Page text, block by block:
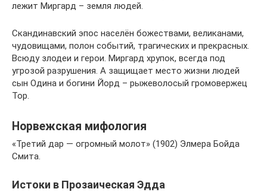
лежит Миргард – земля людей.
Скандинавский эпос населён божествами, великанами,
чудовищами, полон событий, трагических и прекрасных.
Всюду злодеи и герои. Миргард хрупок, всегда под
угрозой разрушения. А защищает место жизни людей
сын Одина и богини Йорд – рыжеволосый громовержец
Тор.
Норвежская мифология
«Третий дар — огромный молот» (1902) Элмера Бойда
Смита.
Истоки в Прозаическая Эдда